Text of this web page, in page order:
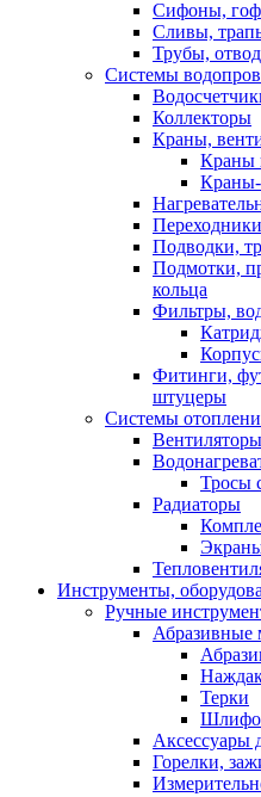
Сифоны,
Сливы,
Трубы,
Системы
Коллекторы
Краны,
Краны
Краны-
Подводки,
Подмотки,
кольца
Фильтры,
Фитинги,
штуцеры
Системы
Вентиляторы
Тросы
Радиаторы
Инструменты,
Ручные
Абразивные
Терки
Аксессуары
Горелки,